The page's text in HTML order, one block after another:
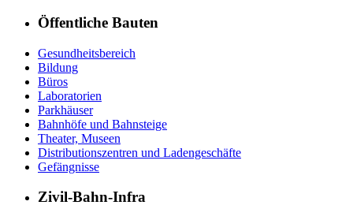
Öffentliche Bauten
Gesundheitsbereich
Bildung
Büros
Laboratorien
Parkhäuser
Bahnhöfe und Bahnsteige
Theater, Museen
Distributionszentren und Ladengeschäfte
Gefängnisse
Zivil-Bahn-Infra